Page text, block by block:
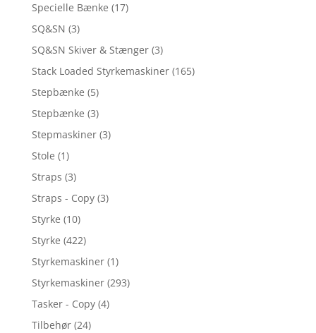
Specielle Bænke (17)
SQ&SN (3)
SQ&SN Skiver & Stænger (3)
Stack Loaded Styrkemaskiner (165)
Stepbænke (5)
Stepbænke (3)
Stepmaskiner (3)
Stole (1)
Straps (3)
Straps - Copy (3)
Styrke (10)
Styrke (422)
Styrkemaskiner (1)
Styrkemaskiner (293)
Tasker - Copy (4)
Tilbehør (24)